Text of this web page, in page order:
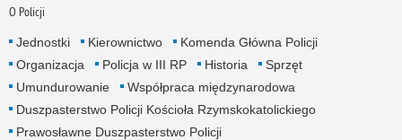
O Policji
Jednostki Kierownictwo
Komenda Główna Policji
Organizacja
Policja w III RP Historia
Sprzęt
Umundurowanie
Współpraca międzynarodowa
Duszpasterstwo Policji Kościoła Rzymskokatolickiego
Prawosławne Duszpasterstwo Policji